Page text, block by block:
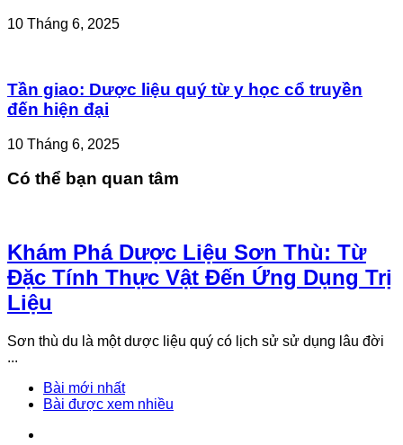
10 Tháng 6, 2025
Tần giao: Dược liệu quý từ y học cổ truyền
đến hiện đại
10 Tháng 6, 2025
Có thể bạn quan tâm
Khám Phá Dược Liệu Sơn Thù: Từ
Đặc Tính Thực Vật Đến Ứng Dụng Trị
Liệu
Sơn thù du là một dược liệu quý có lịch sử sử dụng lâu đời
...
Bài mới nhất
Bài được xem nhiều